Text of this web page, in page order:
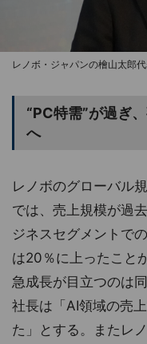
レノボ・ジャパンの檜山太郎
“PC特需”が過ぎ
へ
レノボのグローバル
では、売上規模が過
ジネスセグメントで
は20％に上ったこと
急成長が目立つのは
社長は「AI領域の売
た」とする。またレ